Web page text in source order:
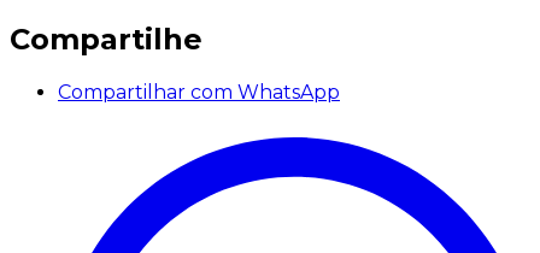
Compartilhe
Compartilhar com WhatsApp